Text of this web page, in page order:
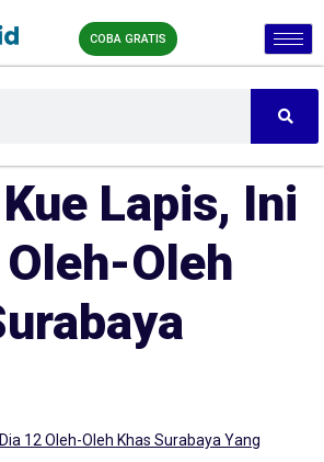
COBA GRATIS
Lapis, Ini
Oleh